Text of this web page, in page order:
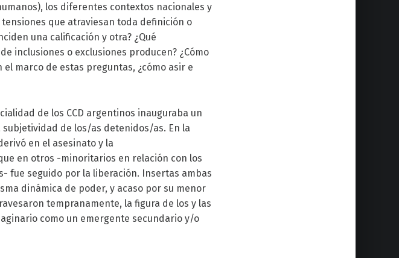
los diferentes contextos nacionales y
que atraviesan toda definición o
una calificación y otra? ¿Qué
inclusiones o exclusiones producen? ¿Cómo
marco de estas preguntas, ¿cómo asir e
de los CCD argentinos inauguraba un
de los/as detenidos/as. En la
en el asesinato y la
en otros -minoritarios en relación con los
fue seguido por la liberación. Insertas ambas
dinámica de poder, y acaso por su menor
tempranamente, la figura de los y las
como un emergente secundario y/o